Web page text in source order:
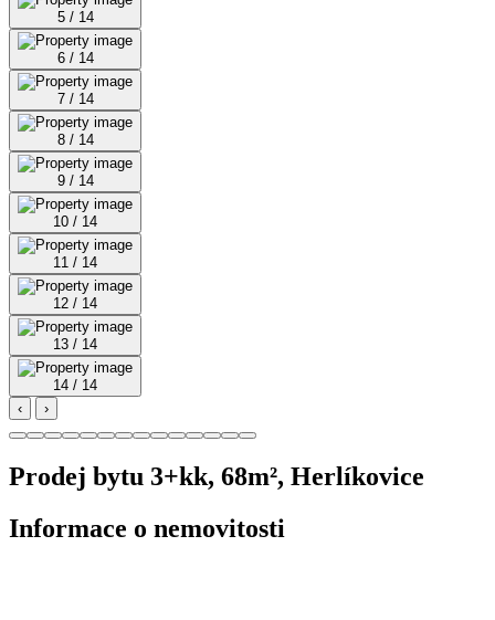
5 / 14
6 / 14
7 / 14
8 / 14
9 / 14
10 / 14
11 / 14
12 / 14
13 / 14
14 / 14
‹
›
Prodej bytu 3+kk, 68m², Herlíkovice
Informace o nemovitosti